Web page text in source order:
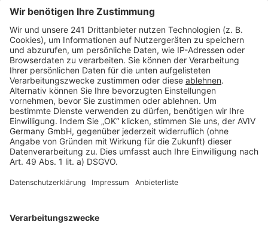
Seitenaufbau
Barrierefreiheit
Cookie Einstellungen
Rechtliches
AGB-Übersicht
Datenschutz
Impressum
Services